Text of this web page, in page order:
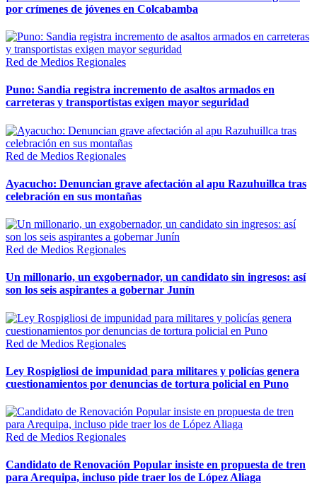
por crímenes de jóvenes en Colcabamba
Red de Medios Regionales
Puno: Sandia registra incremento de asaltos armados en
carreteras y transportistas exigen mayor seguridad
Red de Medios Regionales
Ayacucho: Denuncian grave afectación al apu Razuhuillca tras
celebración en sus montañas
Red de Medios Regionales
Un millonario, un exgobernador, un candidato sin ingresos: así
son los seis aspirantes a gobernar Junín
Red de Medios Regionales
Ley Rospigliosi de impunidad para militares y policías genera
cuestionamientos por denuncias de tortura policial en Puno
Red de Medios Regionales
Candidato de Renovación Popular insiste en propuesta de tren
para Arequipa, incluso pide traer los de López Aliaga